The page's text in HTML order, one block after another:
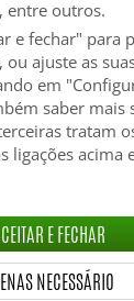
Tapete
Solid
entre outros.
e fechar" para
ajuste as
em
saber mais
tratam
ligações acima
NECESSÁRIO
E FECHAR